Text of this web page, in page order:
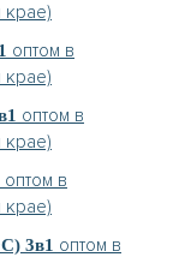
крае)
оптом в
крае)
оптом в
крае)
оптом в
крае)
3в1 оптом в